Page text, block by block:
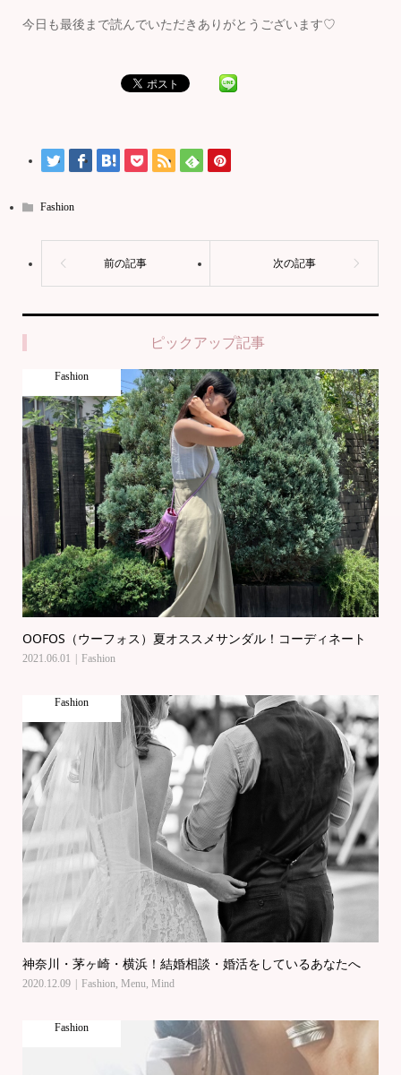
今日も最後まで読んでいただきありがとうございます♡
Fashion
ピックアップ記事
Fashion
OOFOS（ウーフォス）夏オススメサンダル！コーディネート
2021.06.01 Fashion
Fashion
神奈川・茅ヶ崎・横浜！結婚相談・婚活をしているあなたへ
2020.12.09 Fashion, Menu, Mind
Fashion